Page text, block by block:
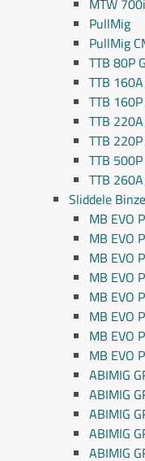
MTW
PullMig
PullMig
TTB 80P
TTB
TTB
TTB
TTB
TTB 500P
TTB
Sliddele
MB EVO
MB EVO
MB EVO
MB EVO
MB EVO
MB EVO
MB EVO
MB EVO
ABIMIG
ABIMIG
ABIMIG
ABIMIG
ABIMIG